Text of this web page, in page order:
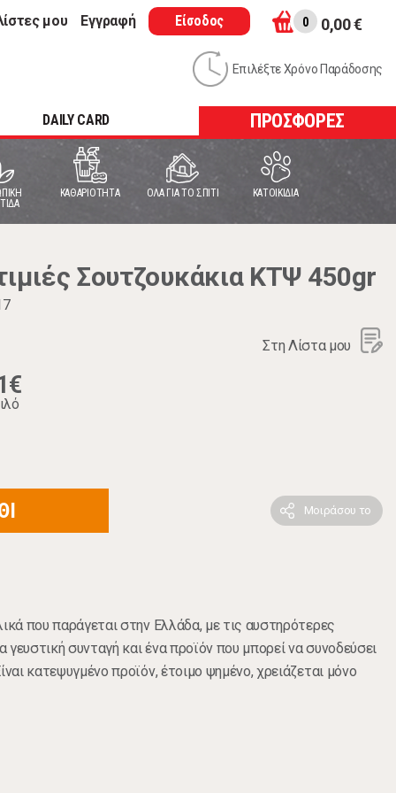
μου Εγγραφή Είσοδος 0 0,00 €
Επιλέξτε Χρόνο Παράδοσης
DAILY CARD ΠΡΟΣΦΟΡΕΣ
ΚΑΘΑΡΙΟΤΗΤΑ ΟΛΑ ΓΙΑ ΤΟ ΣΠΙΤΙ ΚΑΤΟΙΚΙΔΙΑ
Σουτζουκάκια ΚΤΨ 450gr
Στη Λίστα μου
Μοιράσου το
που παράγεται στην Ελλάδα, με τις αυστηρότερες
συνταγή και ένα προϊόν που μπορεί να συνοδεύσει
κατεψυγμένο προϊόν, έτοιμο ψημένο, χρειάζεται μόνο